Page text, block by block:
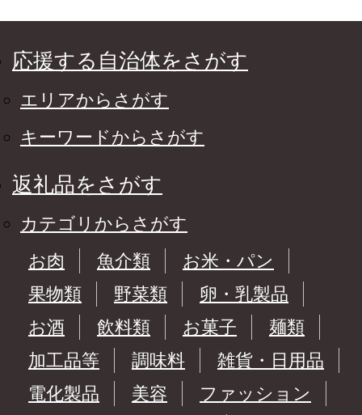
応援する自治体をさがす
エリアからさがす
キーワードからさがす
返礼品をさがす
カテゴリからさがす
お肉
魚介類
お米・パン
果物類
野菜類
卵・乳製品
お酒
飲料類 お菓子
麺類
加工品等
調味料
雑貨・日用品
電化製品
美容
ファッション